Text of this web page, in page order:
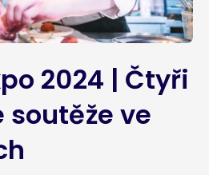
2024 | Čtyři
ve